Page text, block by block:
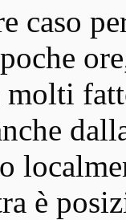
caso
molti
è